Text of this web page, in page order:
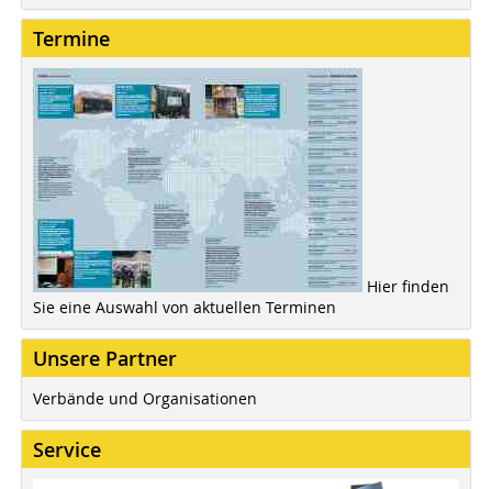
Termine
Hier finden
Sie eine Auswahl von aktuellen Terminen
Unsere Partner
Verbände und Organisationen
Service